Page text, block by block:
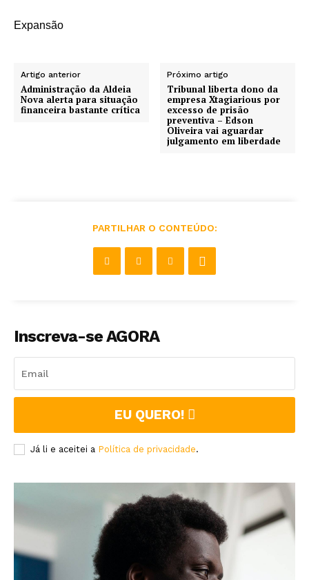
Expansão
Artigo anterior
Administração da Aldeia
Nova alerta para situação
financeira bastante crítica
Próximo artigo
Tribunal liberta dono da
empresa Xtagiarious por
excesso de prisão
preventiva – Edson
Oliveira vai aguardar
julgamento em liberdade
PARTILHAR O CONTEÚDO:
Inscreva-se AGORA
EU QUERO!
Já li e aceitei a Política de privacidade.